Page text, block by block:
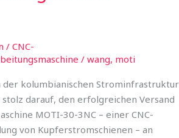
/ CNC-
/ wang, moti
der kolumbianischen Strominfrastruktur
stolz darauf, den erfolgreichen Versand
MOTI-30-3NC – einer CNC-
von Kupferstromschienen – an